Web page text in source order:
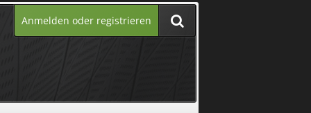
Anmelden oder registrieren